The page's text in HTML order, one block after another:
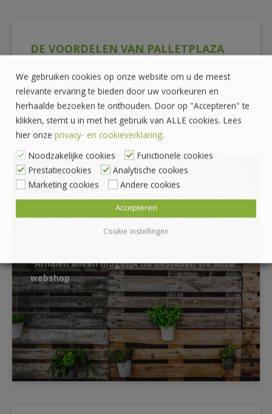
DE VOORDELEN VAN PALLETPLAZA
Prijzen zijn exclusief BTW
Veilig betalen met iDeal
Ophalen of laten bezorgen
ZELF OPHALEN?
UW KUNT OOK ZELF OPHALEN BIJ
PALLET PLAZA
*Afhalen alleen mogelijk na bestellen via onze
webshop
We gebruiken cookies op onze website om u de meest
relevante ervaring te bieden door uw voorkeuren en
herhaalde bezoeken te onthouden. Door op "Accepteren" te
klikken, stemt u in met het gebruik van ALLE cookies. Lees
hier onze privacy- en cookieverklaring.
Noodzakelijke cookies
Functionele cookies
Prestatiecookies
Analytische cookies
Marketing cookies
Andere cookies
Cookie instellingen
Accepteren